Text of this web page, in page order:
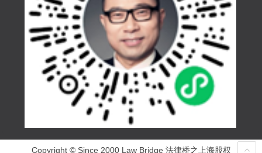
Copyright © Since 2000 Law Bridge 法律桥之上海股权